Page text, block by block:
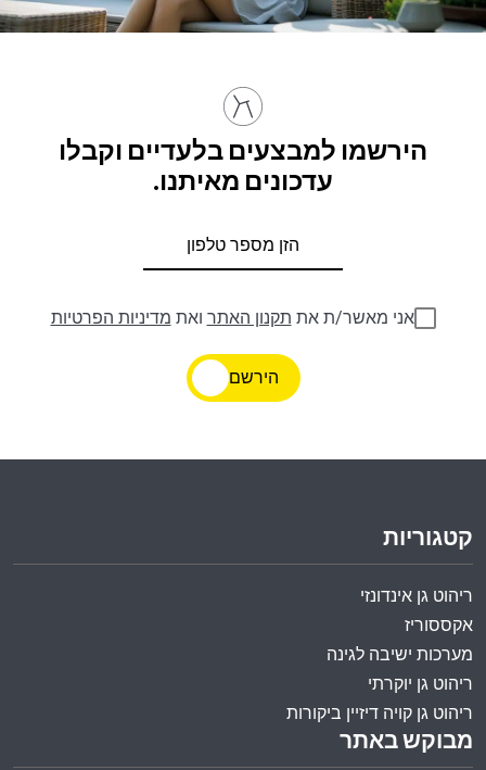
הירשמו למבצעים בלעדיים וקבלו
עדכונים מאיתנו.
אני מאשר/ת את תקנון האתר ואת מדיניות הפרטיות
הירשם
מבוקש באתר
קטגוריות
ריהוט גן אינדונזי
אקססוריז
מערכות ישיבה לגינה
ריהוט גן יוקרתי
ריהוט גן קויה דיזיין ביקורות